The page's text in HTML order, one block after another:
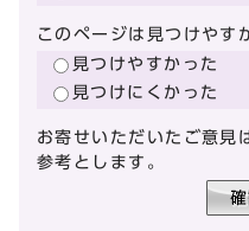
このページは見つけやす
見つけやすかった
見つけにくかった
お寄せいただいたご意見
参考とします。